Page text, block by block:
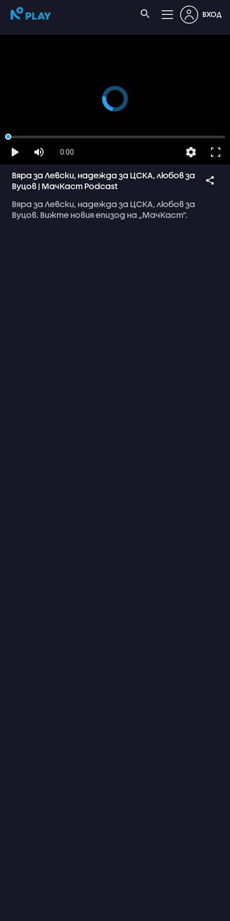
ВХОД
0:00
Вяра за Левски, надежда за ЦСКА, любов за
Вуцов | МачКаст Podcast
Вяра за Левски, надежда за ЦСКА, любовза
Вуцов. Вижте новияепизод на „МачКаст“.